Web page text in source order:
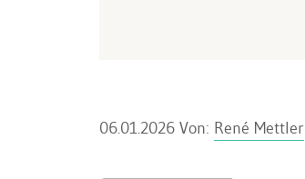
06.01.2026 Von: René Mettler